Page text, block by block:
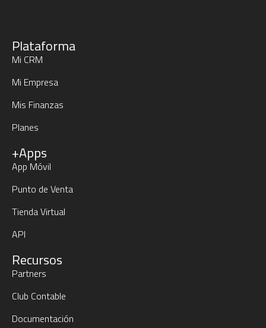
Plataforma
Mi CRM
Mi Empresa
Mis Finanzas
Planes
+Apps
App Móvil
Punto de Venta
Tienda Virtual
API
Recursos
Partners
Club Contable
Documentación